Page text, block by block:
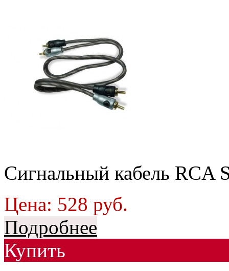
Сигнальный кабель RCA
Цена: 528 руб.
Подробнее
Купить